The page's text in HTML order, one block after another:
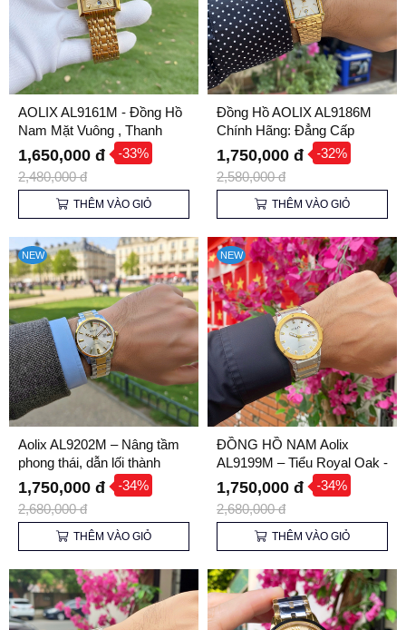
AOLIX AL9161M - Đồng Hồ
Nam Mặt Vuông , Thanh
Lịch Cho Quý Ông
1,650,000 đ -33%
2,480,000 đ
THÊM VÀO GIỎ
Đồng Hồ AOLIX AL9186M
Chính Hãng: Đẳng Cấp
Sang Trọng Cho Phái Mạnh
1,750,000 đ -32%
2,580,000 đ
THÊM VÀO GIỎ
NEW
Aolix AL9202M – Nâng tầm
phong thái, dẫn lối thành
công
1,750,000 đ -34%
2,680,000 đ
THÊM VÀO GIỎ
NEW
ĐỒNG HỒ NAM Aolix
AL9199M – Tiểu Royal Oak -
Giá Sinh Viên
1,750,000 đ -34%
2,680,000 đ
THÊM VÀO GIỎ